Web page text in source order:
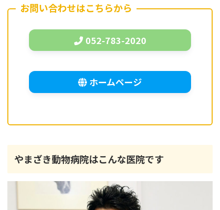
お問い合わせはこちらから
052-783-2020
ホームページ
やまざき動物病院はこんな医院です